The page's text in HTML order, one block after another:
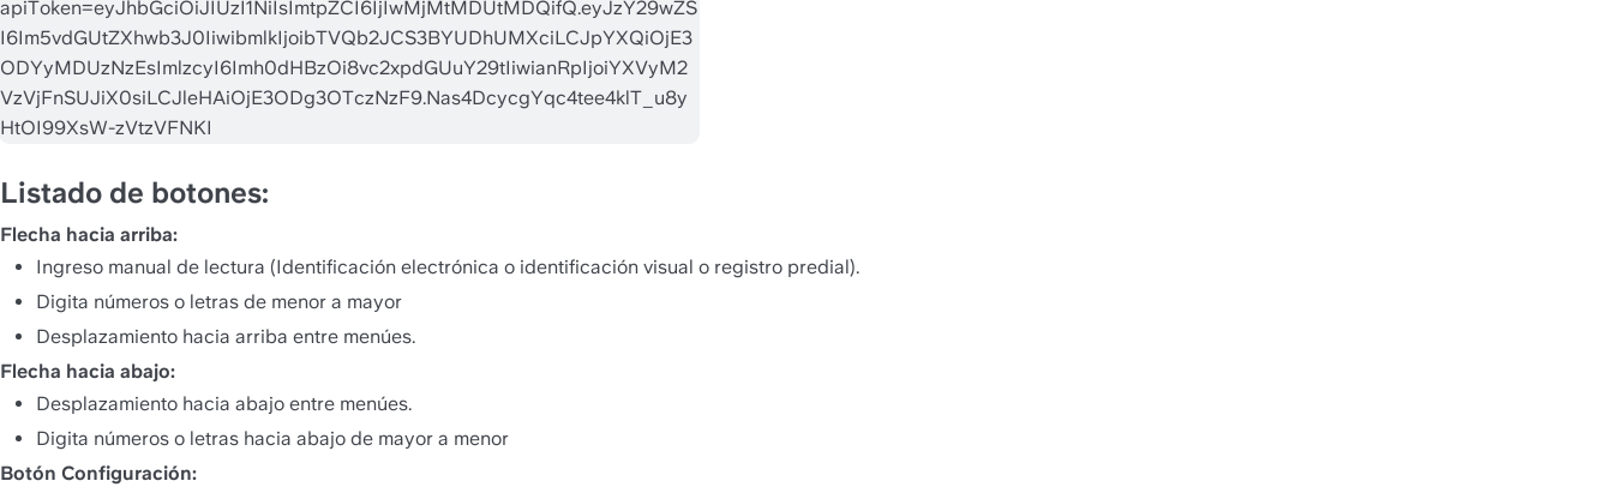
Listado de botones:
Flecha hacia arriba:
Ingreso manual de lectura (Identificación electrónica o identificación visual o registro predial).
Digita números o letras de menor a mayor
Desplazamiento hacia arriba entre menúes.
Flecha hacia abajo:
Desplazamiento hacia abajo entre menúes.
Digita números o letras hacia abajo de mayor a menor
Botón Configuración: